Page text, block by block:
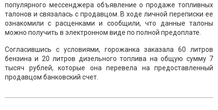
популярного мессенджера объявление о продаже топливных
талонов и связалась с продавцом. В ходе личной переписки ее
ознакомили с расценками и сообщили, что данные талоны
можно получить в электронном виде по полной предоплате.
Согласившись с условиями, горожанка заказала 60 литров
бензина и 20 литров дизельного топлива на общую сумму 7
тысяч рублей, которые она перевела на предоставленный
продавцом банковский счет.